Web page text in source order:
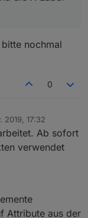
nochmal
0
2019, 17:32
Ab sofort
verwendet
Attribute aus der